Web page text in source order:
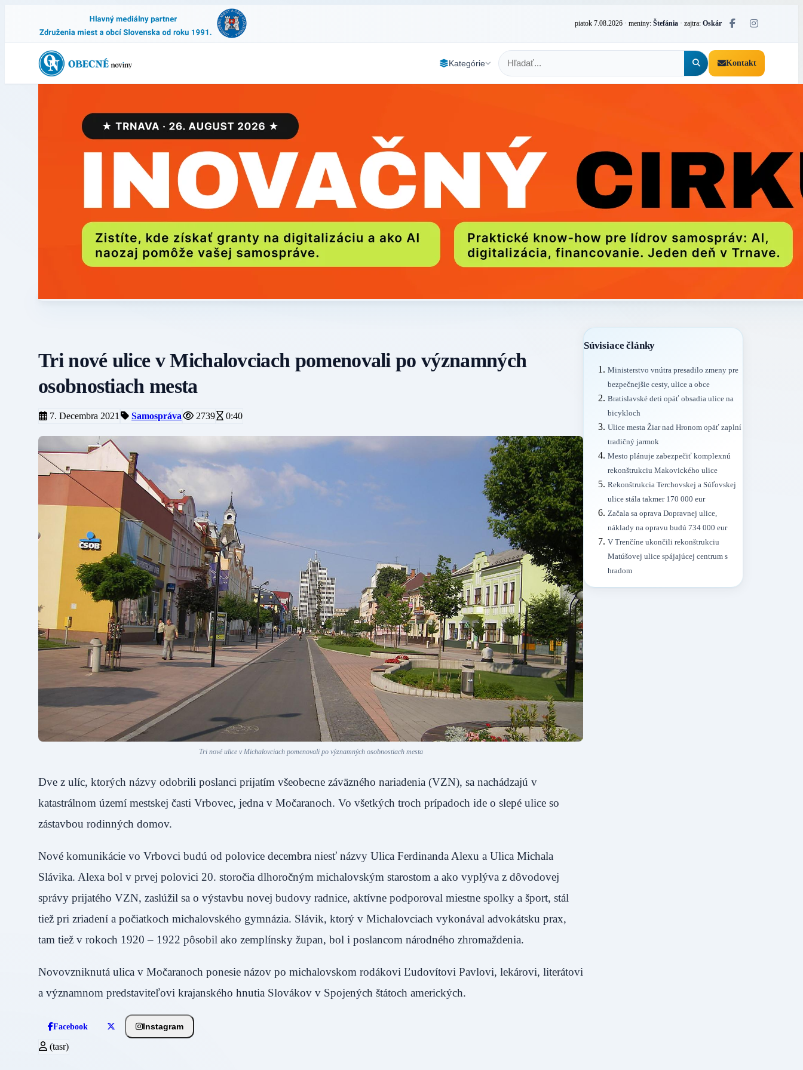
piatok 7.08.2026 · meniny: Štefánia · zajtra: Oskár
Kategórie Kontakt
Tri nové ulice v Michalovciach pomenovali po významných
osobnostiach mesta
7. Decembra 2021 Samospráva 2739 0:40
Tri nové ulice v Michalovciach pomenovali po významných osobnostiach mesta
Dve z ulíc, ktorých názvy odobrili poslanci prijatím všeobecne záväzného nariadenia (VZN), sa nachádzajú v
katastrálnom území mestskej časti Vrbovec, jedna v Močaranoch. Vo všetkých troch prípadoch ide o slepé ulice so
zástavbou rodinných domov.
Nové komunikácie vo Vrbovci budú od polovice decembra niesť názvy Ulica Ferdinanda Alexu a Ulica Michala
Slávika. Alexa bol v prvej polovici 20. storočia dlhoročným michalovským starostom a ako vyplýva z dôvodovej
správy prijatého VZN, zaslúžil sa o výstavbu novej budovy radnice, aktívne podporoval miestne spolky a šport, stál
tiež pri zriadení a počiatkoch michalovského gymnázia. Slávik, ktorý v Michalovciach vykonával advokátsku prax,
tam tiež v rokoch 1920 – 1922 pôsobil ako zemplínsky župan, bol i poslancom národného zhromaždenia.
Novovzniknutá ulica v Močaranoch ponesie názov po michalovskom rodákovi Ľudovítovi Pavlovi, lekárovi, literátovi
a významnom predstaviteľovi krajanského hnutia Slovákov v Spojených štátoch amerických.
Facebook Instagram
(tasr)
Súvisiace články
Ministerstvo vnútra presadilo zmeny pre
bezpečnejšie cesty, ulice a obce
Bratislavské deti opäť obsadia ulice na
bicykloch
Ulice mesta Žiar nad Hronom opäť zaplní
tradičný jarmok
Mesto plánuje zabezpečiť komplexnú
rekonštrukciu Makovického ulice
Rekonštrukcia Terchovskej a Súľovskej
ulice stála takmer 170 000 eur
Začala sa oprava Dopravnej ulice,
náklady na opravu budú 734 000 eur
V Trenčíne ukončili rekonštrukciu
Matúšovej ulice spájajúcej centrum s
hradom